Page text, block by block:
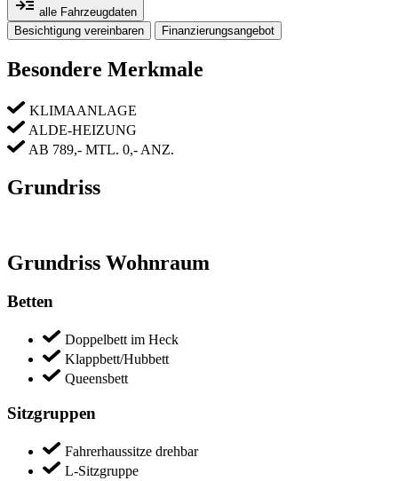
alle Fahrzeugdaten
Besichtigung vereinbaren
Finanzierungsangebot
Besondere Merkmale
KLIMAANLAGE
ALDE-HEIZUNG
AB 789,- MTL. 0,- ANZ.
Grundriss
Grundriss Wohnraum
Betten
Doppelbett im Heck
Klappbett/Hubbett
Queensbett
Sitzgruppen
Fahrerhaussitze drehbar
L-Sitzgruppe